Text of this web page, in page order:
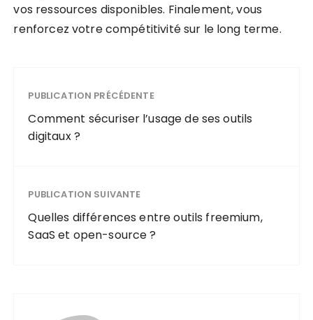
vos ressources disponibles. Finalement, vous
renforcez votre compétitivité sur le long terme.
PUBLICATION PRÉCÉDENTE
Comment sécuriser l’usage de ses outils
digitaux ?
PUBLICATION SUIVANTE
Quelles différences entre outils freemium,
SaaS et open-source ?